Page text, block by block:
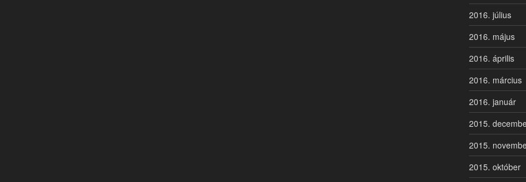
2016. július
2016. május
2016. április
2016. március
2016. január
2015.
2015.
2015. október